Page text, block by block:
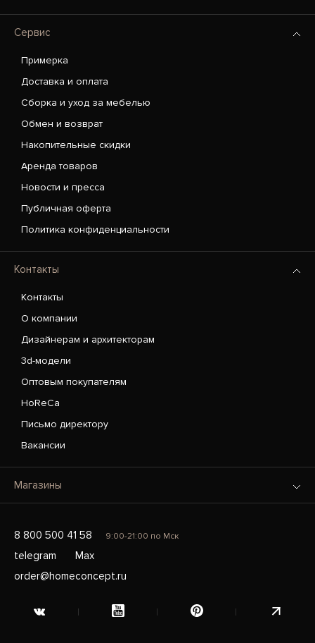
Сервис
Примерка
Доставка и оплата
Сборка и уход за мебелью
Обмен и возврат
Накопительные скидки
Аренда товаров
Новости и пресса
Публичная оферта
Политика конфиденциальности
Контакты
Контакты
О компании
Дизайнерам и архитекторам
3d-модели
Оптовым покупателям
HoReCa
Письмо директору
Вакансии
Магазины
8 800 500 41 58 9:00-21:00 по Мск
telegram
Max
order@homeconcept.ru